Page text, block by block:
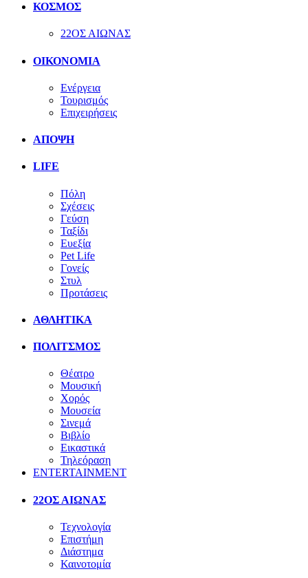
ΚΟΣΜΟΣ
22ΟΣ ΑΙΩΝΑΣ
ΟΙΚΟΝΟΜΙΑ
Ενέργεια
Τουρισμός
Επιχειρήσεις
ΑΠΟΨΗ
LIFE
Πόλη
Σχέσεις
Γεύση
Ταξίδι
Ευεξία
Pet Life
Γονείς
Στυλ
Προτάσεις
ΑΘΛΗΤΙΚΑ
ΠΟΛΙΤΣΜΟΣ
Θέατρο
Μουσική
Χορός
Μουσεία
Σινεμά
Βιβλίο
Εικαστικά
Τηλεόραση
ENTERTAINMENT
22ΟΣ ΑΙΩΝΑΣ
Τεχνολογία
Επιστήμη
Διάστημα
Καινοτομία